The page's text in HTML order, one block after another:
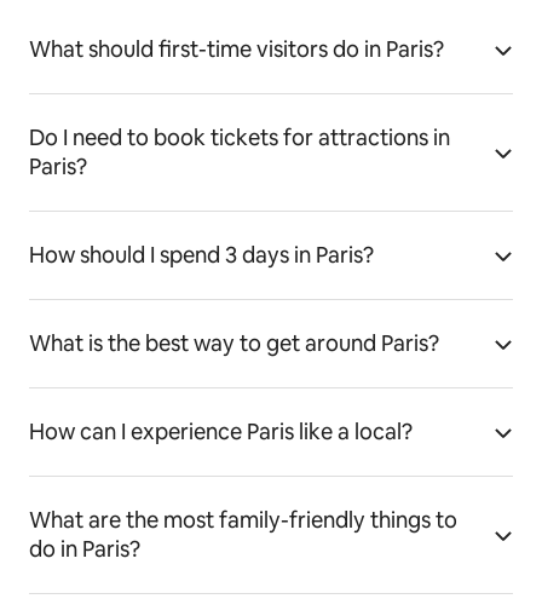
What should first-time visitors do in Paris?
Do I need to book tickets for attractions in
Paris?
How should I spend 3 days in Paris?
What is the best way to get around Paris?
How can I experience Paris like a local?
What are the most family-friendly things to
do in Paris?